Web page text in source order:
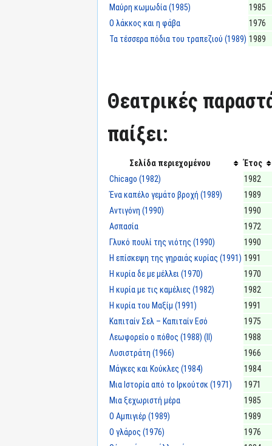
Μαύρη κωμωδία (1985)
1985
Ο λάκκος και η φάβα
1976
Τα τέσσερα πόδια του τραπεζιού (1989) 1989
Θεατρικές
παίξει:
Σελίδα περιεχομένου
Έτος
Chicago (1982)
1982
Ένα καπέλο γεμάτο βροχή (1989)
1989
Αντιγόνη (1990)
1990
Ασπασία
1972
Γλυκό πουλί της νιότης (1990)
1990
Η επίσκεψη της γηραιάς κυρίας (1991) 1991
Η κυρία δε με μέλλει (1970)
1970
Η κυρία με τις καμέλιες (1982)
1982
Η κυρία του Μαξίμ (1991)
1991
Καπιταίν Σελ – Καπιταίν Εσό
1975
Λεωφορείο ο πόθος (1988) (II)
1988
Λυσιστράτη (1966)
1966
Μάγκες και Κούκλες (1984)
1984
Μια Ιστορία από το Ιρκούτσκ (1971)
1971
Μια ξεχωριστή μέρα
1985
Ο Αμπιγιέρ (1989)
1989
Ο γλάρος (1976)
1976